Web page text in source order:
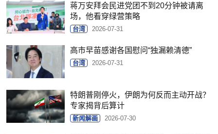
蒋万安拜会民进党团不到20分钟被请离
场，他看穿绿营策略
台湾 2026-07-31
高市早苗感谢各国慰问“独漏赖清德”
台湾 2026-07-31
特朗普刚停火，伊朗为何反而主动开战？
专家揭背后算计
新闻解画 2026-07-30